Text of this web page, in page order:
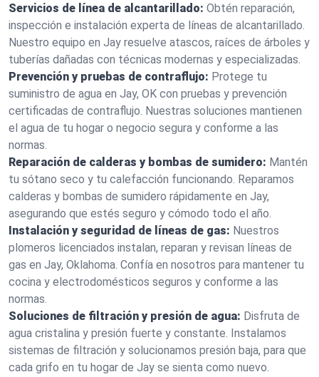
Servicios de línea de alcantarillado: Obtén reparación,
inspección e instalación experta de líneas de alcantarillado.
Nuestro equipo en Jay resuelve atascos, raíces de árboles y
tuberías dañadas con técnicas modernas y especializadas.
Prevención y pruebas de contraflujo: Protege tu
suministro de agua en Jay, OK con pruebas y prevención
certificadas de contraflujo. Nuestras soluciones mantienen
el agua de tu hogar o negocio segura y conforme a las
normas.
Reparación de calderas y bombas de sumidero: Mantén
tu sótano seco y tu calefacción funcionando. Reparamos
calderas y bombas de sumidero rápidamente en Jay,
asegurando que estés seguro y cómodo todo el año.
Instalación y seguridad de líneas de gas: Nuestros
plomeros licenciados instalan, reparan y revisan líneas de
gas en Jay, Oklahoma. Confía en nosotros para mantener tu
cocina y electrodomésticos seguros y conforme a las
normas.
Soluciones de filtración y presión de agua: Disfruta de
agua cristalina y presión fuerte y constante. Instalamos
sistemas de filtración y solucionamos presión baja, para que
cada grifo en tu hogar de Jay se sienta como nuevo.